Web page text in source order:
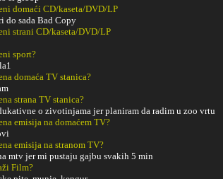
domaći CD/kaseta/DVD/LP
do sada Bad Copy
strani CD/kaseta/DVD/LP
sport?
domaća TV stanica?
strana TV stanica?
o zivotinjama jer planiram da radim u zoo vrtu
emisija na domaćem TV?
emisija na stranom TV?
mtv jer mi pustaju gajbu svakih 5 min
Film?